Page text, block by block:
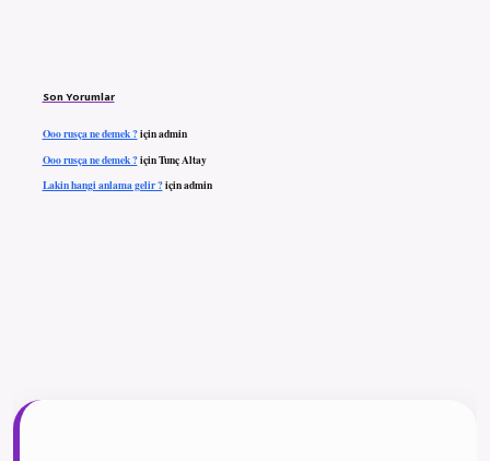
Son Yorumlar
Ooo rusça ne demek ?içinadmin
Ooo rusça ne demek ?içinTunç Altay
Lakin hangi anlama gelir ?içinadmin